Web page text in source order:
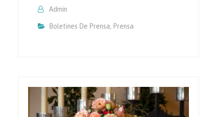
Admin
Boletines De Prensa, Prensa